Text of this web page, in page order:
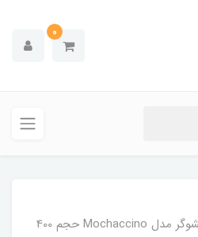
0
لوسیون سولاریوم برانشوگر مدل Mochaccino حجم 400